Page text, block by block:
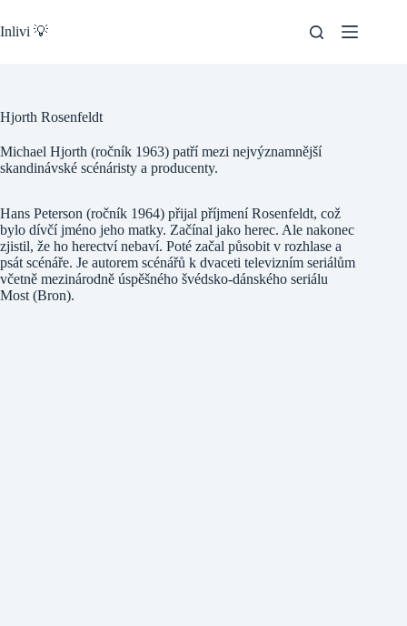
to
content
Inlivi 💡
Hjorth Rosenfeldt
Michael Hjorth (ročník 1963) patří mezi nejvýznamnější
skandinávské scénáristy a producenty.
Hans Peterson (ročník 1964) přijal příjmení Rosenfeldt, což
bylo dívčí jméno jeho matky. Začínal jako herec. Ale nakonec
zjistil, že ho herectví nebaví. Poté začal působit v rozhlase a
psát scénáře. Je autorem scénářů k dvaceti televizním seriálům
včetně mezinárodně úspěšného švédsko-dánského seriálu
Most (Bron).